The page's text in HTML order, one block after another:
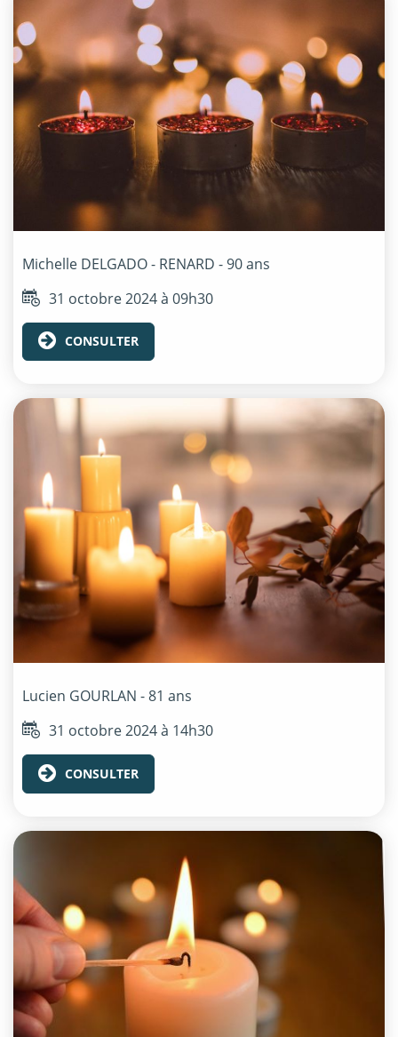
Michelle DELGADO - RENARD - 90 ans
31 octobre 2024 à 09h30
CONSULTER
Lucien GOURLAN - 81 ans
31 octobre 2024 à 14h30
CONSULTER